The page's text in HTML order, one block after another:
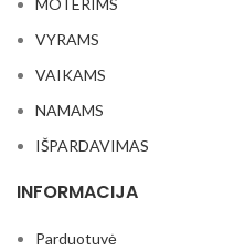
MOTERIMS
VYRAMS
VAIKAMS
NAMAMS
IŠPARDAVIMAS
INFORMACIJA
Parduotuvė